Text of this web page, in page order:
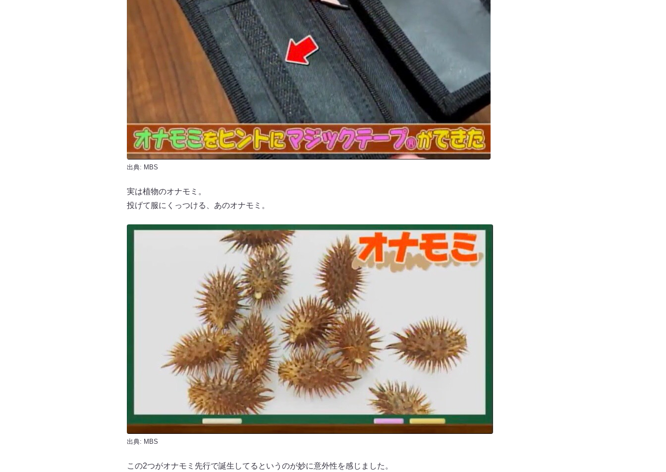
出典: MBS
実は植物のオナモミ。
投げて服にくっつける、あのオナモミ。
出典: MBS
この2つがオナモミ先行で誕生してるというのが妙に意外性を感じました。